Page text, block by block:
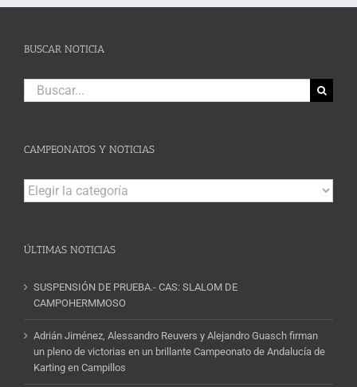
BUSCAR NOTICIA
Buscar:
CAMPEONATOS Y NOTICIAS
Campeonatos
y
ÚLTIMAS NOTICIAS
SUSPENSIÓN DE PRUEBA.- CAS: SLALOM DE
CAMPOHERMMOSO
Adrián Jiménez, Alessandro Reuvers y Alejandro Guasch firman
un pleno de victorias en un brillante Campeonato de Andalucía de
Karting en Campillos